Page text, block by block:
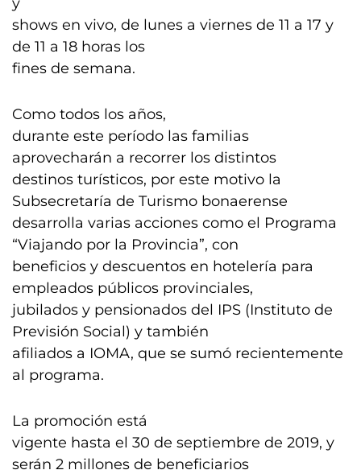
shows en vivo, de lunes a viernes de 11 a 17 y
de 11 a 18 horas los
fines de semana.
Como todos los años,
durante este período las familias
aprovecharán a recorrer los distintos
destinos turísticos, por este motivo la
Subsecretaría de Turismo bonaerense
desarrolla varias acciones como el Programa
“Viajando por la Provincia”, con
beneficios y descuentos en hotelería para
empleados públicos provinciales,
jubilados y pensionados del IPS (Instituto de
Previsión Social) y también
afiliados a IOMA, que se sumó recientemente
al programa.
La promoción está
vigente hasta el 30 de septiembre de 2019, y
serán 2 millones de beneficiarios